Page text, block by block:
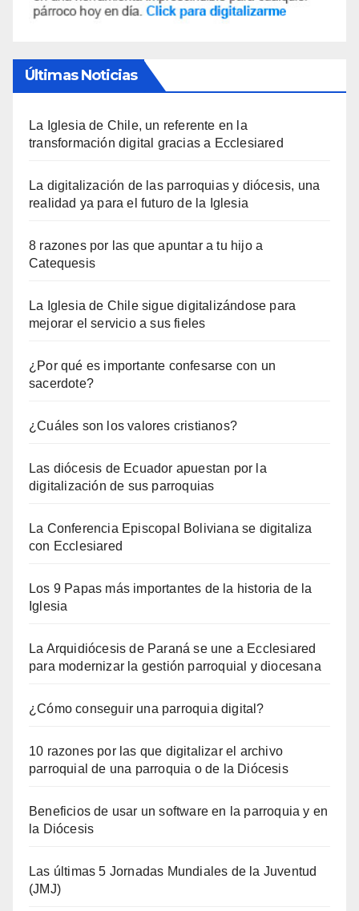
Últimas Noticias
La Iglesia de Chile, un referente en la
transformación digital gracias a Ecclesiared
La digitalización de las parroquias y diócesis, una
realidad ya para el futuro de la Iglesia
8 razones por las que apuntar a tu hijo a
Catequesis
La Iglesia de Chile sigue digitalizándose para
mejorar el servicio a sus fieles
¿Por qué es importante confesarse con un
sacerdote?
¿Cuáles son los valores cristianos?
Las diócesis de Ecuador apuestan por la
digitalización de sus parroquias
La Conferencia Episcopal Boliviana se digitaliza
con Ecclesiared
Los 9 Papas más importantes de la historia de la
Iglesia
La Arquidiócesis de Paraná se une a Ecclesiared
para modernizar la gestión parroquial y diocesana
¿Cómo conseguir una parroquia digital?
10 razones por las que digitalizar el archivo
parroquial de una parroquia o de la Diócesis
Beneficios de usar un software en la parroquia y en
la Diócesis
Las últimas 5 Jornadas Mundiales de la Juventud
(JMJ)